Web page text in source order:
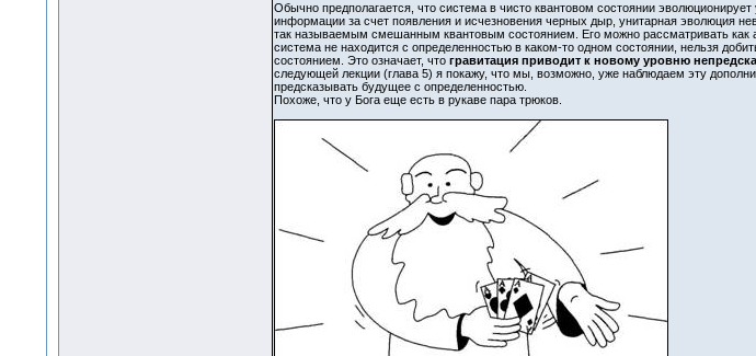
Обычно предполагается, что система в чисто квантовом состоянии
информации за счет появления и исчезновения черных дыр, унитарная эволюция
так называемым смешанным квантовым состоянием. Его можно рассматривать как
система не находится с определенностью в каком-то одном состоянии, нельзя
состоянием. Это означает, что гравитация приводит к новому уровню
следующей лекции (глава 5) я покажу, что мы, возможно, уже наблюдаем эту
предсказывать будущее с определенностью.
Похоже, что у Бога еще есть в рукаве пара трюков.